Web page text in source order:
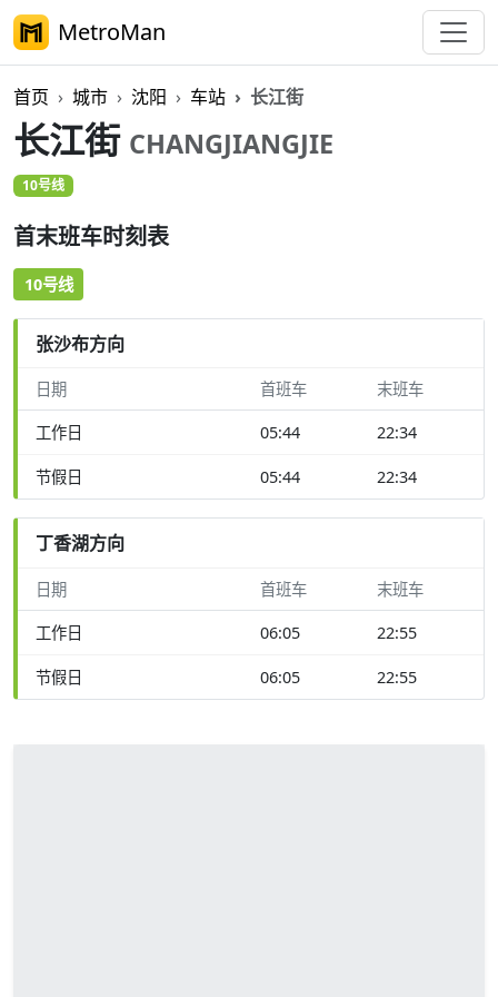
MetroMan
首页 城市 沈阳 车站 长江街
长江街 CHANGJIANGJIE
10号线
首末班车时刻表
10号线
张沙布方向
日期 首班车 末班车
工作日 05:44 22:34
节假日 05:44 22:34
丁香湖方向
日期 首班车 末班车
工作日 06:05 22:55
节假日 06:05 22:55